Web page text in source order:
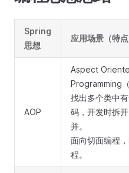
Spring
思想
应用场景（特点
AOP
Aspect
Programming
找出多个类中
码，开发时拆
并。
面向切面编程
程。